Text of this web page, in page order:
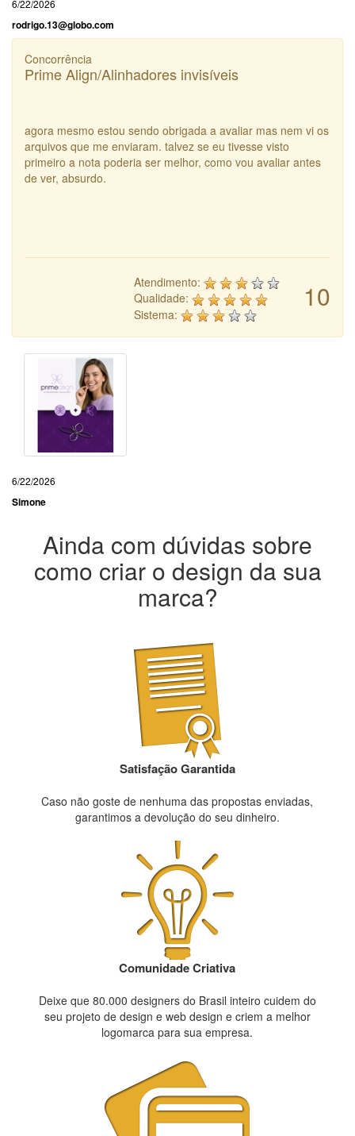
6/22/2026
rodrigo.13@globo.com
Concorrência
Prime Align/Alinhadores invisíveis
agora mesmo estou sendo obrigada a avaliar mas nem vi os
arquivos que me enviaram. talvez se eu tivesse visto
primeiro a nota poderia ser melhor, como vou avaliar antes
de ver, absurdo.
10
Atendimento:
Qualidade:
Sistema:
6/22/2026
Simone
Ainda com dúvidas sobre
como criar o design da sua
marca?
Satisfação Garantida
Caso não goste de nenhuma das propostas enviadas,
garantimos a devolução do seu dinheiro.
Comunidade Criativa
Deixe que 80.000 designers do Brasil inteiro cuidem do
seu projeto de design e web design e criem a melhor
logomarca para sua empresa.